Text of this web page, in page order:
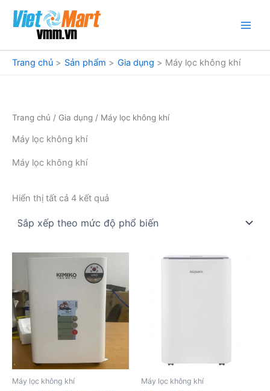
dung
Trang chủ
Sản phẩm Gia dụng Máy lọc không khí
Trang chủ / Gia dụng / Máy lọc không khí
Máy lọc không khí
Máy lọc không khí
Hiển thị tất cả 4 kết quả
theo
mức
Máy lọc không khí Máy lọc không khí